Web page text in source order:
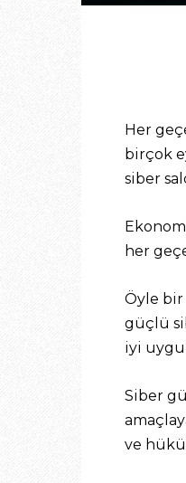
Her
birçok
siber
her
Öyle
güçlü
iyi
Siber
ve